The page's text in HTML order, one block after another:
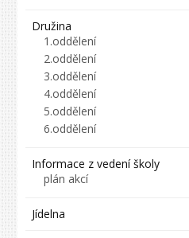
Družina
1.oddělení
2.oddělení
3.oddělení
4.oddělení
5.oddělení
6.oddělení
Informace z vedení školy
plán akcí
Jídelna